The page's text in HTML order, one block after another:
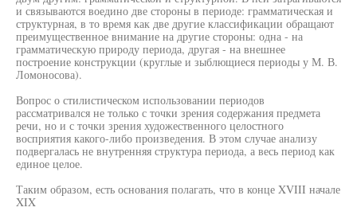
и связываются воедино две стороны в периоде: грамматическая и
структурная, в то время как две другие классификации обращают
преимущественное внимание на другие стороны: одна - на
грамматическую природу периода, другая - на внешнее
построение конструкции (круглые и зыблющиеся периоды у М. В.
Ломоносова).
Вопрос о стилистическом использовании периодов
рассматривался не только с точки зрения содержания предмета
речи, но и с точки зрения художественного целостного
восприятия какого-либо произведения. В этом случае анализу
подвергалась не внутренняя структура периода, а весь период как
единое целое.
Таким образом, есть основания полагать, что в конце XVIII начале
XIX